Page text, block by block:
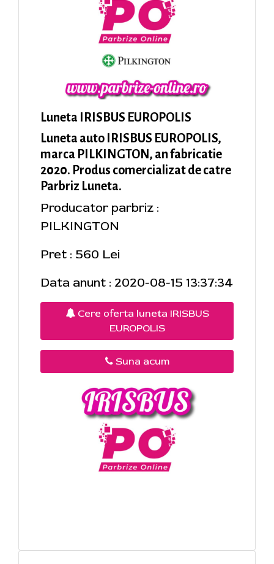
Luneta IRISBUS EUROPOLIS
Luneta auto IRISBUS EUROPOLIS,
marca PILKINGTON, an fabricatie
2020. Produs comercializat de catre
Parbriz Luneta.
Producator parbriz :
PILKINGTON
Pret : 560 Lei
Data anunt : 2020-08-15 13:37:34
Cere oferta luneta IRISBUS
EUROPOLIS
Suna acum